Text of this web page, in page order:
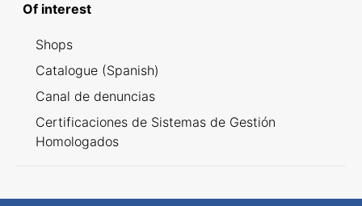
Of interest
Shops
Catalogue (Spanish)
Canal de denuncias
Certificaciones de Sistemas de Gestión
Homologados